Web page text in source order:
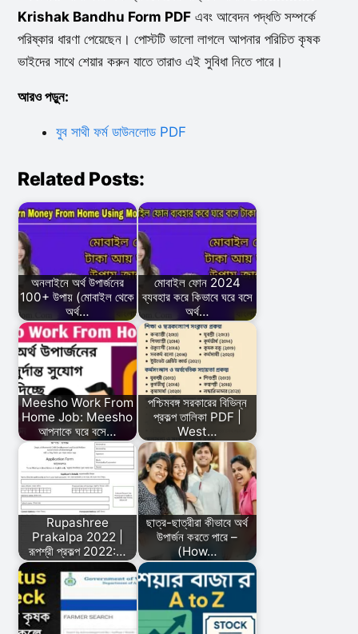
Krishak Bandhu Form PDFএবং আবেদন পদ্ধতি সম্পর্কে
পরিষ্কার ধারণা পেয়েছেন। পোস্টটি ভালো লাগলে আপনার পরিচিত কৃষক
ভাইদের সাথে শেয়ার করুন যাতে তারাও এই সুবিধা নিতে পারে।
আরও পড়ুন:
যুব সাথী ফর্ম ডাউনলোড PDF
Related Posts:
অনলাইনে অর্থ উপার্জনের
100+ উপায় (মোবাইল থেকে
অর্থ…
মোবাইল ফোন 2024
ব্যবহার করে কিভাবে ঘরে বসে
অর্থ…
Meesho Work From
Home Job: Meesho
আপনাকে ঘরে বসে…
পশ্চিমবঙ্গ সরকারের বিভিন্ন
প্রকল্প তালিকা PDF |
West…
Rupashree
Prakalpa 2022 |
রূপশ্রী প্রকল্প 2022:…
ছাত্র-ছাত্রীরা কীভাবে অর্থ
উপার্জন করতে পারে –
(How…